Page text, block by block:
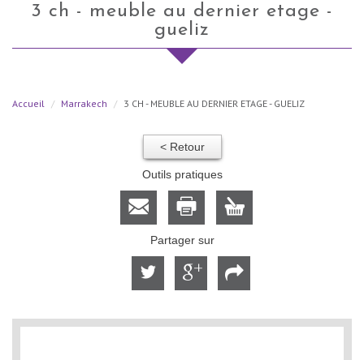
3 ch - meuble au dernier etage -
gueliz
Accueil Marrakech 3 CH - MEUBLE AU DERNIER ETAGE - GUELIZ
< Retour
Outils pratiques
Partager sur